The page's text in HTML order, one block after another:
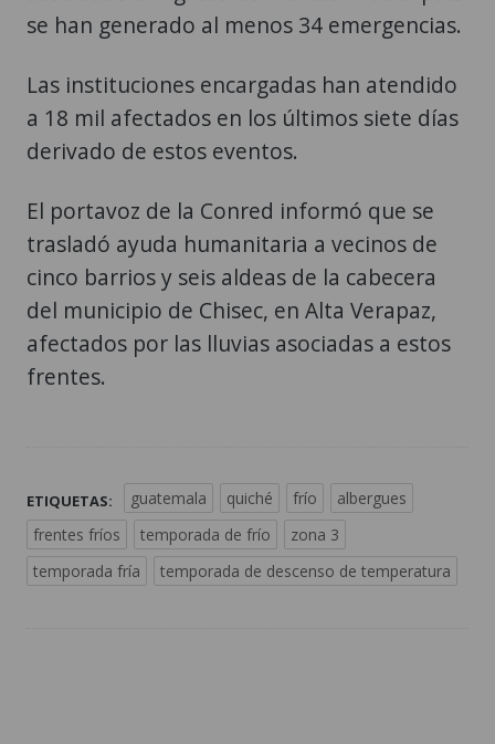
se han generado al menos 34 emergencias.
Las instituciones encargadas han atendido
a 18 mil afectados en los últimos siete días
derivado de estos eventos.
El portavoz de la Conred informó que se
trasladó ayuda humanitaria a vecinos de
cinco barrios y seis aldeas de la cabecera
del municipio de Chisec, en Alta Verapaz,
afectados por las lluvias asociadas a estos
frentes.
ETIQUETAS: guatemala quiché frío
albergues
frentes fríos
temporada de frío
zona 3
temporada fría
temporada de descenso de temperatura